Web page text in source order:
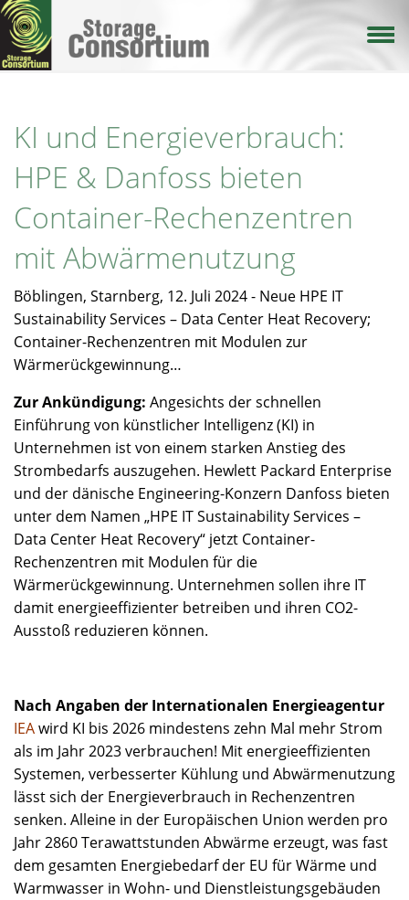
Direkt
zum
Inhalt
KI und Energieverbrauch:
HPE & Danfoss bieten
Container-Rechenzentren
mit Abwärmenutzung
Böblingen, Starnberg, 12. Juli 2024 - Neue HPE IT
Sustainability Services – Data Center Heat Recovery;
Container-Rechenzentren mit Modulen zur
Wärmerückgewinnung…
Zur Ankündigung: Angesichts der schnellen
Einführung von künstlicher Intelligenz (KI) in
Unternehmen ist von einem starken Anstieg des
Strombedarfs auszugehen. Hewlett Packard Enterprise
und der dänische Engineering-Konzern Danfoss bieten
unter dem Namen „HPE IT Sustainability Services –
Data Center Heat Recovery“ jetzt Container-
Rechenzentren mit Modulen für die
Wärmerückgewinnung. Unternehmen sollen ihre IT
damit energieeffizienter betreiben und ihren CO2-
Ausstoß reduzieren können.
Nach Angaben der Internationalen Energieagentur
IEAwird KI bis 2026 mindestens zehn Mal mehr Strom
als im Jahr 2023 verbrauchen! Mit energieeffizienten
Systemen, verbesserter Kühlung und Abwärmenutzung
lässt sich der Energieverbrauch in Rechenzentren
senken. Alleine in der Europäischen Union werden pro
Jahr 2860 Terawattstunden Abwärme erzeugt, was fast
dem gesamten Energiebedarf der EU für Wärme und
Warmwasser in Wohn- und Dienstleistungsgebäuden